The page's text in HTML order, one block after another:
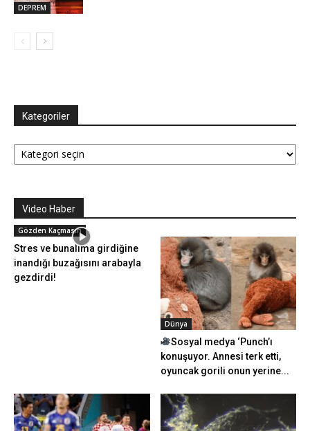
DEPREM
Kategoriler
Kategoriler
Video Haber
Gözden Kaçmasın
Stres ve bunalıma girdiğine
inandığı buzağısını arabayla
gezdirdi!
Dünya
Sosyal medya ‘Punch’ı
konuşuyor. Annesi terk etti,
oyuncak gorili onun yerine...